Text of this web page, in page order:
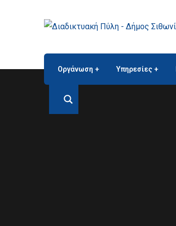
Οργάνωση Υπηρεσίες